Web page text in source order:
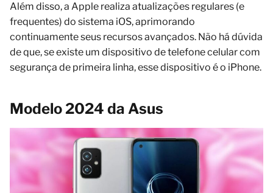
Além disso, a Apple realiza atualizações regulares (e
frequentes) do sistema iOS, aprimorando
continuamente seus recursos avançados. Não há dúvida
de que, se existe um dispositivo de telefone celular com
segurança de primeira linha, esse dispositivo é o iPhone.
Modelo 2024 da Asus